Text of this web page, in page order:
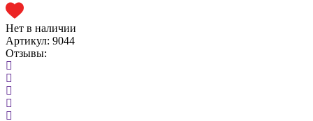
Нет в наличии
Артикул: 9044
Отзывы: